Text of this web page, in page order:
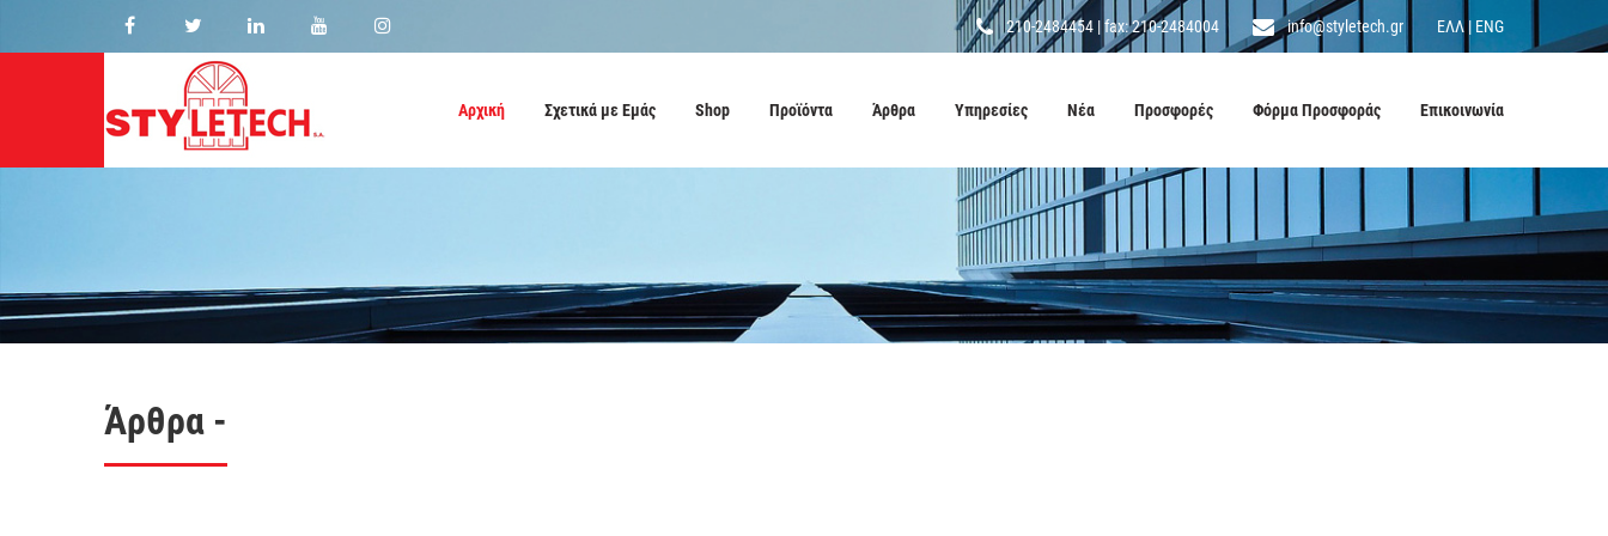
210-2484454 |fax: 210-2484004 info@styletech.gr ΕΛΛ | ENG
Αρχική Σχετικά με Εμάς Shop Προϊόντα Άρθρα Υπηρεσίες Νέα Προσφορές Φόρμα Προσφοράς Επικοινωνία
Άρθρα -